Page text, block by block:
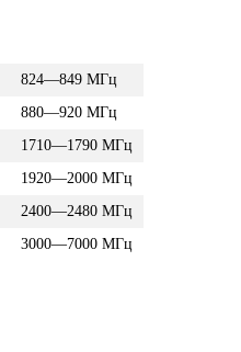
824—849 МГц
880—920 МГц
1710—1790 МГц
1920—2000 МГц
2400—2480 МГц
3000—7000 МГц